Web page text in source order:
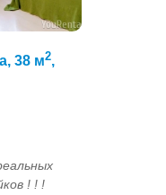
38 м2,
! ! !